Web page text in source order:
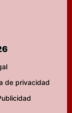
de privacidad